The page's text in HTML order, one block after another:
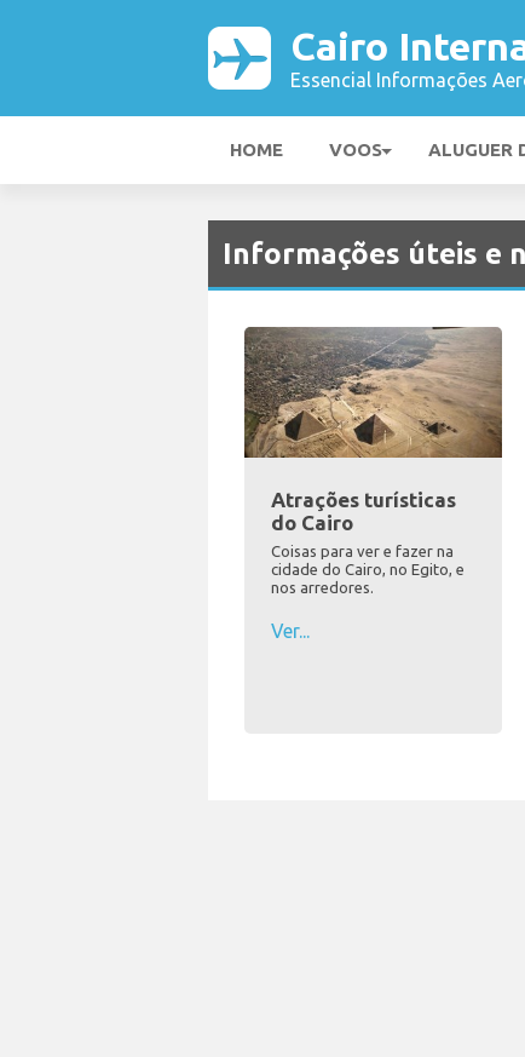
Cairo
Essencial Informações
HOME VOOS ALUGUER
Informações úteis e
Atrações turísticas
do Cairo
Coisas para ver e fazer na
cidade do Cairo, no Egito, e
nos arredores.
Ver...